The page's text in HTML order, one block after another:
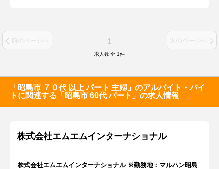
前のページへ 1 次のページへ
求人数 全 1件
「昭島市 ７０代 以上 パート 主婦」のアルバイト・バイ
トに関連する「昭島市 60代 パート」の求人情報
株式会社エムエムインターナショナル
株式会社エムエムインターナショナル ※勤務地：マルハン昭島